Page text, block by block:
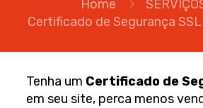
Home
Certificado de Segurança
Tenha um Certificado de
em seu site, perca menos